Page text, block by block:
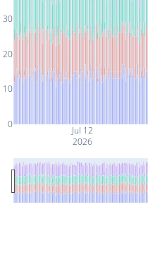
Jul 12
2026
0
10
20
30